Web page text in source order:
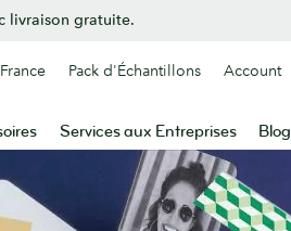
livraison gratuite.
Services aux Entreprises Blog
France Pack d'Échantillons Account